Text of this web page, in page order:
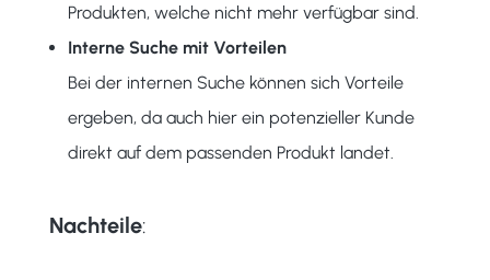
Produkten, welche nicht mehr verfügbar sind.
Interne Suche mit Vorteilen
Bei der internen Suche können sich Vorteile
ergeben, da auch hier ein potenzieller Kunde
direkt auf dem passenden Produkt landet.
Nachteile: